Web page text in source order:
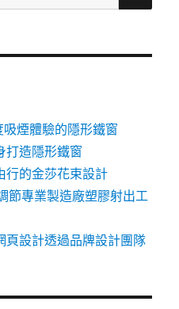
煙體驗的隱形鐵窗
打造隱形鐵窗
行的金莎花束設計
節專業製造廠塑膠射出工
頁設計透過品牌設計團隊